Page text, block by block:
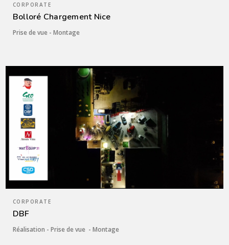
CORPORATE
Bolloré Chargement Nice
Prise de vue - Montage
CORPORATE
DBF
Réalisation - Prise de vue - Montage